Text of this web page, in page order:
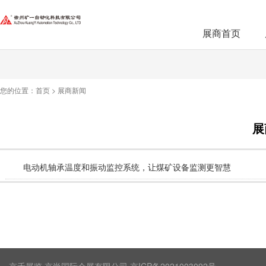
展商首页
您的位置： 首页 > 展商新闻
电动机轴承温度和振动监控系统，让煤矿设备监测更智慧